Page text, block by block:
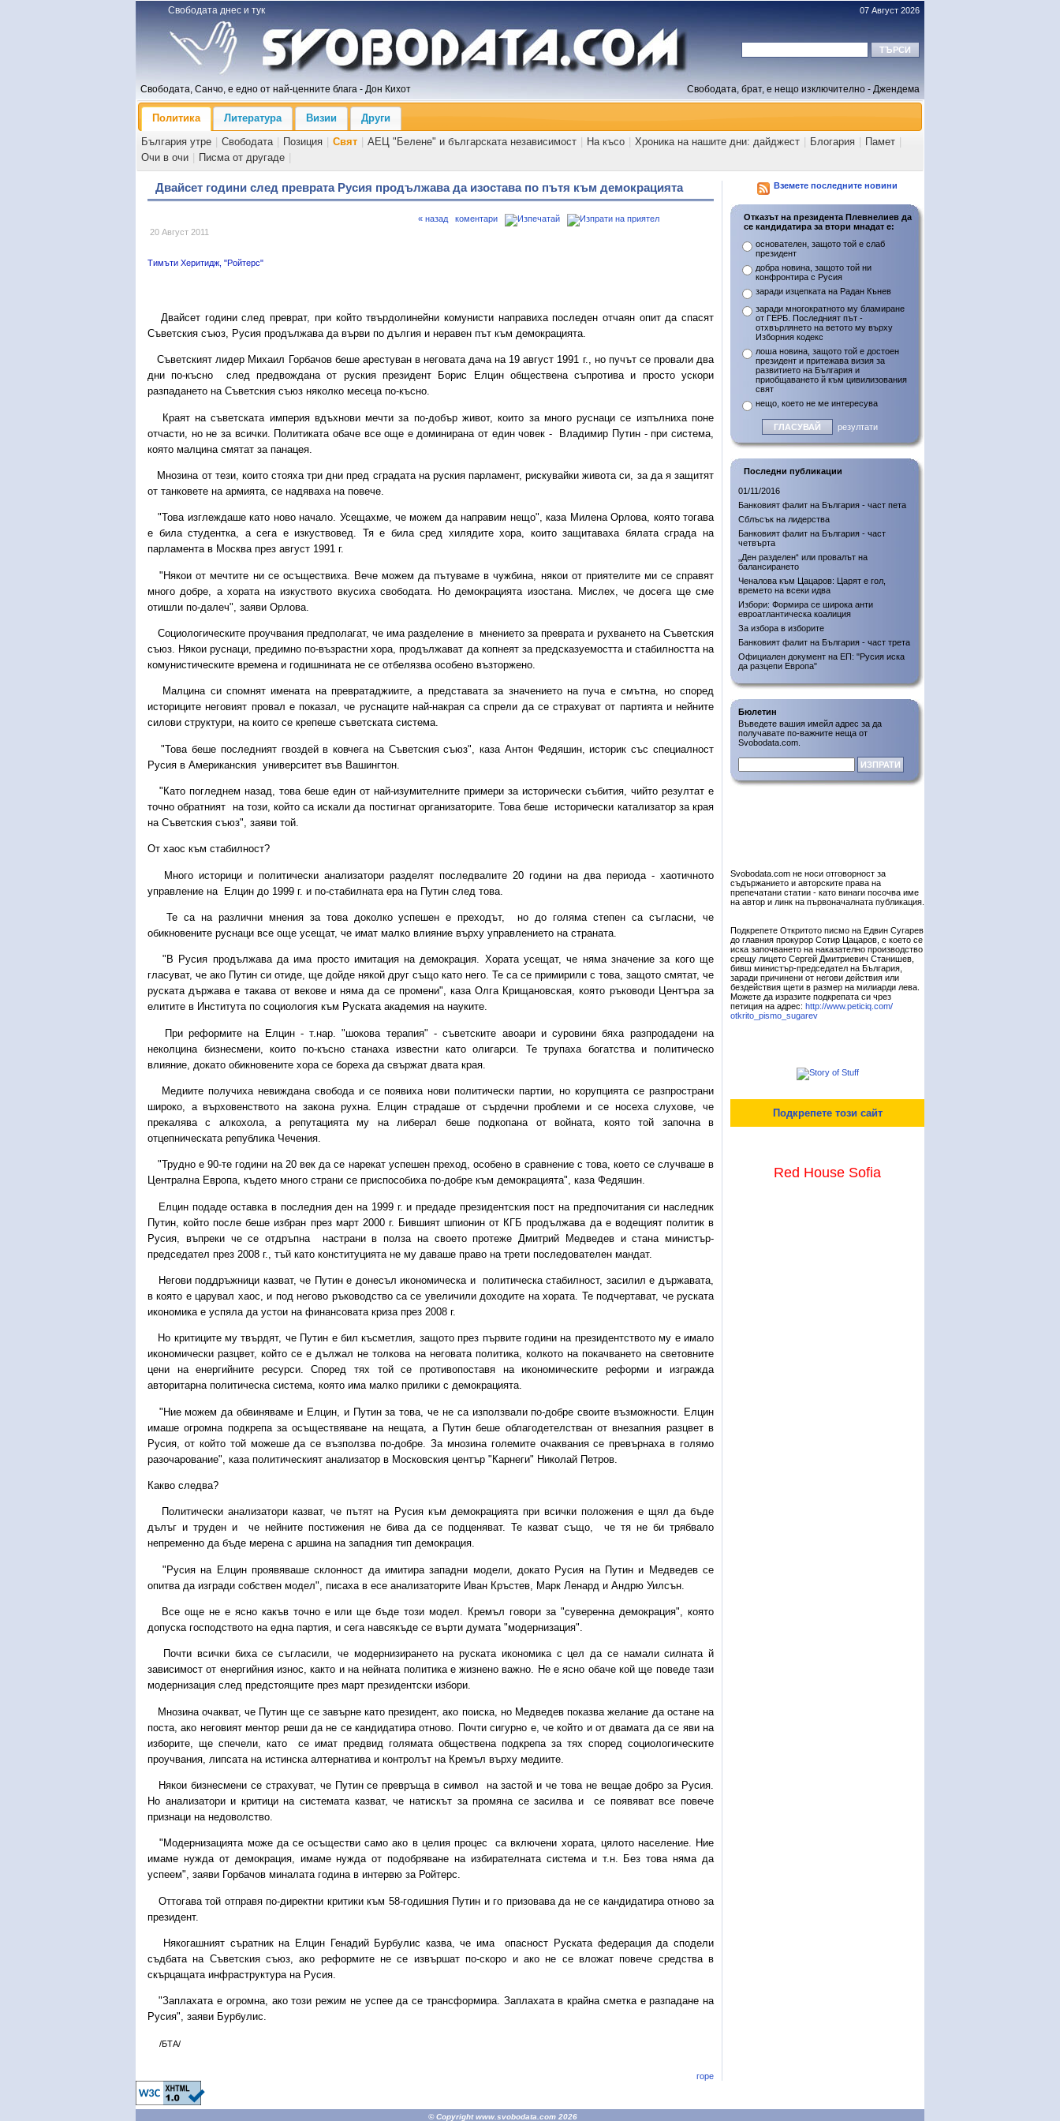
Свободата днес и тук 07 Август 2026
Свободата, Санчо, е едно от най-ценните блага - Дон Кихот Свободата, брат, е нещо изключително - Джендема
Политика Литература Визии
Други
България утре
Свободата Позиция Свят АЕЦ "Белене" и българската независимост На късо Хроника на нашите дни: дайджест Блогария Памет
Очи в очи
Писма от другаде
Двайсет години след преврата Русия продължава да изостава по пътя към демокрацията
20 Август 2011
« назад коментари
Тимъти Херитидж, "Ройтерс"
Двайсет години след преврат, при който твърдолинейни комунисти направиха последен отчаян опит да спасят
Съветския съюз, Русия продължава да върви по дългия и неравен път към демокрацията.
Съветският лидер Михаил Горбачов беше арестуван в неговата дача на 19 август 1991 г., но пучът се провали два
дни по-късно след предвождана от руския президент Борис Елцин обществена съпротива и просто ускори
разпадането на Съветския съюз няколко месеца по-късно.
Краят на съветската империя вдъхнови мечти за по-добър живот, които за много руснаци се изпълниха поне
отчасти, но не за всички. Политиката обаче все още е доминирана от един човек - Владимир Путин - при система,
която малцина смятат за панацея.
Мнозина от тези, които стояха три дни пред сградата на руския парламент, рискувайки живота си, за да я защитят
от танковете на армията, се надяваха на повече.
"Това изглеждаше като ново начало. Усещахме, че можем да направим нещо", каза Милена Орлова, която тогава
е била студентка, а сега е изкуствовед. Тя е била сред хилядите хора, които защитаваха бялата сграда на
парламента в Москва през август 1991 г.
"Някои от мечтите ни се осъществиха. Вече можем да пътуваме в чужбина, някои от приятелите ми се справят
много добре, а хората на изкуството вкусиха свободата. Но демокрацията изостана. Мислех, че досега ще сме
отишли по-далеч", заяви Орлова.
Социологическите проучвания предполагат, че има разделение в мнението за преврата и рухването на Съветския
съюз. Някои руснаци, предимно по-възрастни хора, продължават да копнеят за предсказуемостта и стабилността на
комунистическите времена и годишнината не се отбелязва особено възторжено.
Малцина си спомнят имената на превратаджиите, а представата за значението на пуча е смътна, но според
историците неговият провал е показал, че руснаците най-накрая са спрели да се страхуват от партията и нейните
силови структури, на които се крепеше съветската система.
"Това беше последният гвоздей в ковчега на Съветския съюз", каза Антон Федяшин, историк със специалност
Русия в Американския университет във Вашингтон.
"Като погледнем назад, това беше един от най-изумителните примери за исторически събития, чийто резултат е
точно обратният на този, който са искали да постигнат организаторите. Това беше исторически катализатор за края
на Съветския съюз", заяви той.
От хаос към стабилност?
Много историци и политически анализатори разделят последвалите 20 години на два периода - хаотичното
управление на Елцин до 1999 г. и по-стабилната ера на Путин след това.
Те са на различни мнения за това доколко успешен е преходът, но до голяма степен са съгласни, че
обикновените руснаци все още усещат, че имат малко влияние върху управлението на страната.
"В Русия продължава да има просто имитация на демокрация. Хората усещат, че няма значение за кого ще
гласуват, че ако Путин си отиде, ще дойде някой друг също като него. Те са се примирили с това, защото смятат, че
руската държава е такава от векове и няма да се промени", каза Олга Крищановская, която ръководи Центъра за
елитите в Института по социология към Руската академия на науките.
При реформите на Елцин - т.нар. "шокова терапия" - съветските авоари и суровини бяха разпродадени на
неколцина бизнесмени, които по-късно станаха известни като олигарси. Те трупаха богатства и политическо
влияние, докато обикновените хора се бореха да свържат двата края.
Медиите получиха невиждана свобода и се появиха нови политически партии, но корупцията се разпространи
широко, а върховенството на закона рухна. Елцин страдаше от сърдечни проблеми и се носеха слухове, че
прекалява с алкохола, а репутацията му на либерал беше подкопана от войната, която той започна в
отцепническата република Чечения.
"Трудно е 90-те години на 20 век да се нарекат успешен преход, особено в сравнение с това, което се случваше в
Централна Европа, където много страни се приспособиха по-добре към демокрацията", каза Федяшин.
Елцин подаде оставка в последния ден на 1999 г. и предаде президентския пост на предпочитания си наследник
Путин, който после беше избран през март 2000 г. Бившият шпионин от КГБ продължава да е водещият политик в
Русия, въпреки че се отдръпна настрани в полза на своето протеже Дмитрий Медведев и стана министър-
председател през 2008 г., тъй като конституцията не му даваше право на трети последователен мандат.
Негови поддръжници казват, че Путин е донесъл икономическа и политическа стабилност, засилил е държавата,
в която е царувал хаос, и под негово ръководство са се увеличили доходите на хората. Те подчертават, че руската
икономика е успяла да устои на финансовата криза през 2008 г.
Но критиците му твърдят, че Путин е бил късметлия, защото през първите години на президентството му е имало
икономически разцвет, който се е дължал не толкова на неговата политика, колкото на покачването на световните
цени на енергийните ресурси. Според тях той се противопоставя на икономическите реформи и изгражда
авторитарна политическа система, която има малко прилики с демокрацията.
"Ние можем да обвиняваме и Елцин, и Путин за това, че не са използвали по-добре своите възможности. Елцин
имаше огромна подкрепа за осъществяване на нещата, а Путин беше облагодетелстван от внезапния разцвет в
Русия, от който той можеше да се възползва по-добре. За мнозина големите очаквания се превърнаха в голямо
разочарование", каза политическият анализатор в Московския център "Карнеги" Николай Петров.
Какво следва?
Политически анализатори казват, че пътят на Русия към демокрацията при всички положения е щял да бъде
дълъг и труден и че нейните постижения не бива да се подценяват. Те казват също, че тя не би трябвало
непременно да бъде мерена с аршина на западния тип демокрация.
"Русия на Елцин проявяваше склонност да имитира западни модели, докато Русия на Путин и Медведев се
опитва да изгради собствен модел", писаха в есе анализаторите Иван Кръстев, Марк Ленард и Андрю Уилсън.
Все още не е ясно какъв точно е или ще бъде този модел. Кремъл говори за "суверенна демокрация", която
допуска господството на една партия, и сега навсякъде се върти думата "модернизация".
Почти всички биха се съгласили, че модернизирането на руската икономика с цел да се намали силната й
зависимост от енергийния износ, както и на нейната политика е жизнено важно. Не е ясно обаче кой ще поведе тази
модернизация след предстоящите през март президентски избори.
Мнозина очакват, че Путин ще се завърне като президент, ако поиска, но Медведев показва желание да остане на
поста, ако неговият ментор реши да не се кандидатира отново. Почти сигурно е, че който и от двамата да се яви на
изборите, ще спечели, като се имат предвид голямата обществена подкрепа за тях според социологическите
проучвания, липсата на истинска алтернатива и контролът на Кремъл върху медиите.
Някои бизнесмени се страхуват, че Путин се превръща в символ на застой и че това не вещае добро за Русия.
Но анализатори и критици на системата казват, че натискът за промяна се засилва и се появяват все повече
признаци на недоволство.
"Модернизацията може да се осъществи само ако в целия процес са включени хората, цялото население. Ние
имаме нужда от демокрация, имаме нужда от подобряване на избирателната система и т.н. Без това няма да
успеем", заяви Горбачов миналата година в интервю за Ройтерс.
Оттогава той отправя по-директни критики към 58-годишния Путин и го призовава да не се кандидатира отново за
президент.
Някогашният съратник на Елцин Генадий Бурбулис казва, че има опасност Руската федерация да сподели
съдбата на Съветския съюз, ако реформите не се извършат по-скоро и ако не се вложат повече средства в
скърцащата инфраструктура на Русия.
"Заплахата е огромна, ако този режим не успее да се трансформира. Заплахата в крайна сметка е разпадане на
Русия", заяви Бурбулис.
/БТА/
горе
Вземете последните новини
Отказът на президента Плевнелиев да
се кандидатира за втори мнадат е:
основателен, защото той е слаб
президент
добра новина, защото той ни
конфронтира с Русия
заради изцепката на Радан Кънев
заради многократното му бламиране
от ГЕРБ. Последният път -
отхвърлянето на ветото му върху
Изборния кодекс
лоша новина, защото той е достоен
президент и притежава визия за
развитието на България и
приобщаването й към цивилизования
свят
нещо, което не ме интересува
резултати
Последни публикации
01/11/2016
Банковият фалит на България - част пета
Сблъсък на лидерства
Банковият фалит на България - част
четвърта
„Ден разделен“ или провалът на
балансирането
Ченалова към Цацаров: Царят е гол,
времето на всеки идва
Избори: Формира се широка анти
евроатлантическа коалиция
За избора в изборите
Банковият фалит на България - част трета
Официален документ на ЕП: "Русия иска
да разцепи Европа"
Бюлетин
Въведете вашия имейл адрес за да
получавате по-важните неща от
Svobodata.com.
Svobodata.com не носи отговорност за
съдържанието и авторските права на
препечатани статии - като винаги посочва име
на автор и линк на първоначалната публикация.
Подкрепете Откритото писмо на Едвин Сугарев
до главния прокурор Сотир Цацаров, с което се
иска започването на наказателно производство
срещу лицето Сергей Дмитриевич Станишев,
бивш министър-председател на България,
заради причинени от негови действия или
бездействия щети в размер на милиарди лева.
Можете да изразите подкрепата си чрез
петиция на адрес: http://www.peticiq.com/
otkrito_pismo_sugarev
Подкрепете този сайт
Red House Sofia
© Copyrightwww.svobodata.com2026